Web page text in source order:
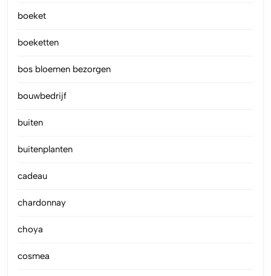
boeket
boeketten
bos bloemen bezorgen
bouwbedrijf
buiten
buitenplanten
cadeau
chardonnay
choya
cosmea